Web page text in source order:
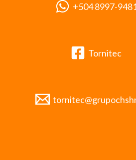
+504 8997-
Tornitec